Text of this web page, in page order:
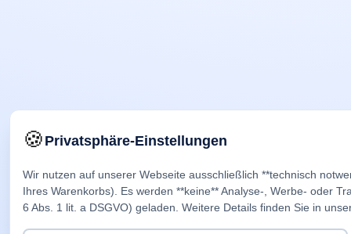
🍪Privatsphäre-Einstellungen
Wir nutzen auf unserer Webseite ausschließlich **technisch
Ihres Warenkorbs). Es werden **keine** Analyse-, Werbe- oder
6 Abs. 1 lit. a DSGVO) geladen. Weitere Details finden Sie in